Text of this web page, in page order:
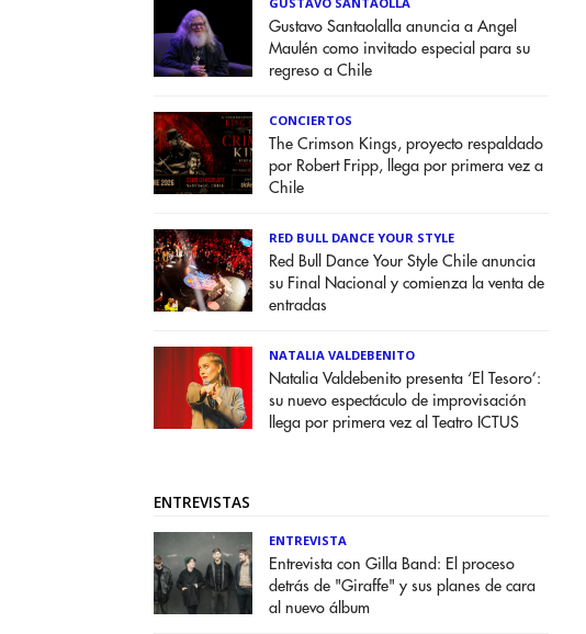
Gustavo Santaolalla anuncia a Angel
Maulén como invitado especial para su
regreso a Chile
CONCIERTOS
The Crimson Kings, proyecto respaldado
por Robert Fripp, llega por primera vez a
Chile
RED BULL DANCE YOUR STYLE
Red Bull Dance Your Style Chile anuncia
su Final Nacional y comienza la venta de
entradas
NATALIA VALDEBENITO
Natalia Valdebenito presenta ‘El Tesoro’:
su nuevo espectáculo de improvisación
llega por primera vez al Teatro ICTUS
ENTREVISTAS
ENTREVISTA
Entrevista con Gilla Band: El proceso
detrás de "Giraffe" y sus planes de cara
al nuevo álbum